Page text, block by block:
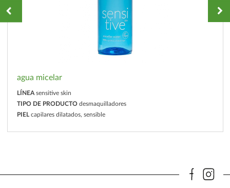
agua micelar
LÍNEA sensitive skin
TIPO DE PRODUCTO desmaquilladores
PIEL capilares dilatados, sensible